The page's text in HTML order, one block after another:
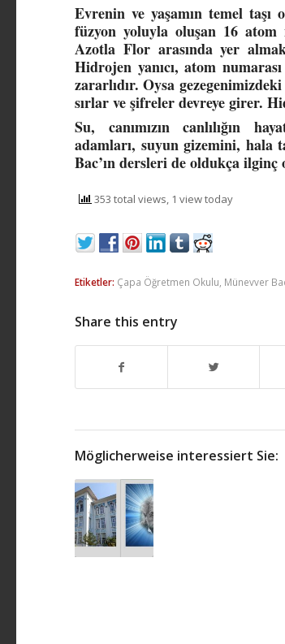
Evrenin ve yaşamın temel
füzyon yoluyla oluşan 16 atom
Azotla Flor arasında yer
Hidrojen yanıcı, atom
zararlıdır. Oysa
sırlar ve şifreler devreye girer.
Su, canımızın canlılığın
adamları, suyun gizemini, hala
Bac’ın dersleri de oldukça
353 total views, 1 view today
Etiketler: Çapa Öğretmen Okulu Münevver
Share this entry
Möglicherweise interessiert Sie: